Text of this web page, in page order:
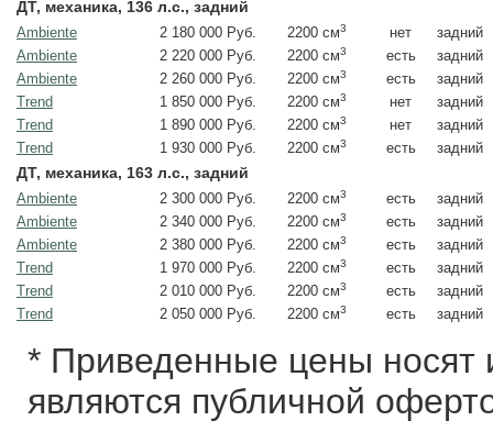
ДТ, механика, 136 л.с., задний
Ambiente 2 180 000 Руб. 2200 см3 нет
задний
Ambiente
2 220 000 Руб. 2200 см3 есть
задний
Ambiente
2 260 000 Руб. 2200 см3 есть
задний
Trend
1 850 000 Руб. 2200 см3 нет
задний
Trend
1 890 000 Руб. 2200 см3 нет
задний
Trend
1 930 000 Руб. 2200 см3 есть задний
ДТ, механика, 163 л.с., задний
Ambiente 2 300 000 Руб. 2200 см3 есть
задний
Ambiente
2 340 000 Руб. 2200 см3 есть
задний
Ambiente
2 380 000 Руб. 2200 см3 есть
задний
Trend
1 970 000 Руб. 2200 см3 есть
задний
Trend
2 010 000 Руб. 2200 см3 есть
задний
Trend
2 050 000 Руб. 2200 см3 есть задний
* Приведенные цены носят
являются публичной